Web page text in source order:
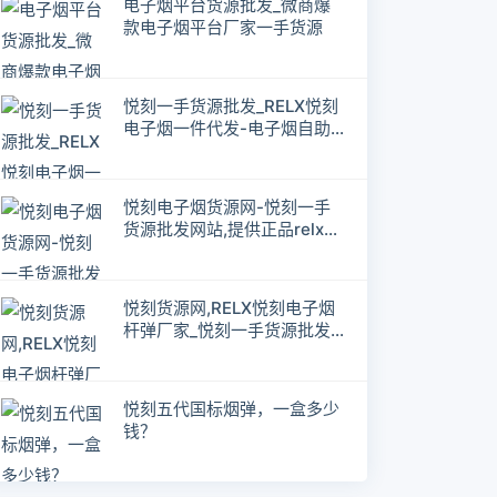
电子烟平台货源批发_微商爆
款电子烟平台厂家一手货源
悦刻一手货源批发_RELX悦刻
电子烟一件代发-电子烟自助
悦刻电子烟货源网-悦刻一手
货源批发网站,提供正品relx货
悦刻货源网,RELX悦刻电子烟
杆弹厂家_悦刻一手货源批发
悦刻五代国标烟弹，一盒多少
钱？